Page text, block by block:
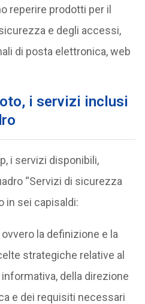
reperire prodotti per il
e degli accessi,
di posta elettronica, web
i servizi inclusi
i servizi disponibili,
“Servizi di sicurezza
in sei capisaldi:
ovvero la definizione e la
strategiche relative al
della direzione
e dei requisiti necessari